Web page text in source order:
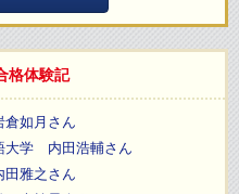
格体験記
如月さん
大学 内田浩輔さん
雅之さん